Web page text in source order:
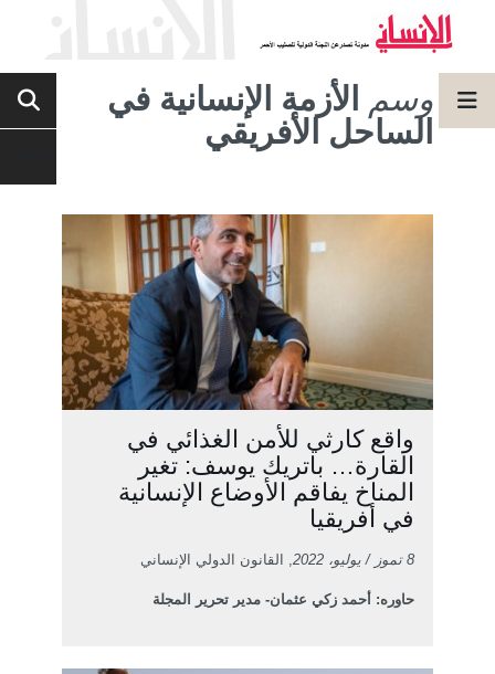
وسم الأزمة الإنسانية في
الساحل الأفريقي
واقع كارثي للأمن الغذائي في
القارة… باتريك يوسف: تغير
المناخ يفاقم الأوضاع الإنسانية
في أفريقيا
8 تموز / يوليو، 2022 , القانون الدولي الإنساني
حاوره: أحمد زكي عثمان- مدير تحرير المجلة